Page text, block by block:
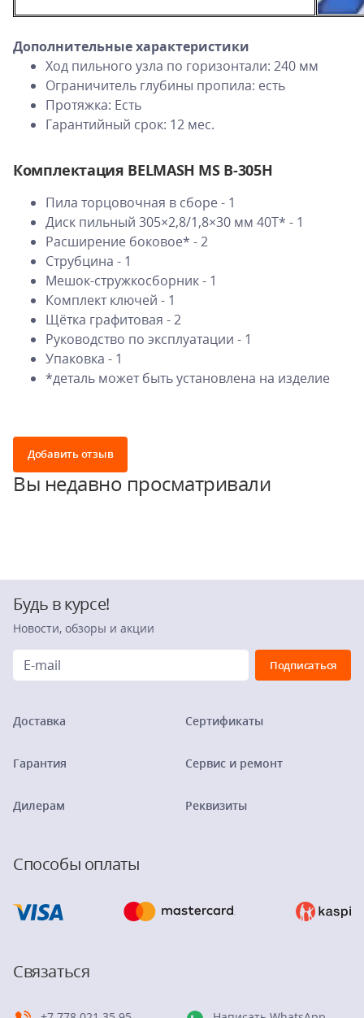
Дополнительные характеристики
Ход пильного узла по горизонтали: 240 мм
Ограничитель глубины пропила: есть
Протяжка: Есть
Гарантийный срок: 12 мес.
Комплектация BELMASH MS B-305H
Пила торцовочная в сборе - 1
Диск пильный 305×2,8/1,8×30 мм 40T* - 1
Расширение боковое* - 2
Струбцина - 1
Мешок-стружкосборник - 1
Комплект ключей - 1
Щётка графитовая - 2
Руководство по эксплуатации - 1
Упаковка - 1
*деталь может быть установлена на изделие
Добавить отзыв
Вы недавно просматривали
Будь в курсе!
Новости, обзоры и акции
Доставка
Гарантия
Дилерам
Сертификаты
Сервис и ремонт
Реквизиты
Способы оплаты
Связаться